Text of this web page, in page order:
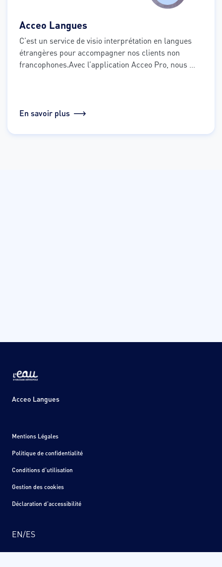
Acceo Langues
C’est un service de visio interprétation en langues
étrangères pour accompagner nos clients non
francophones.Avec l’application Acceo Pro, nous
clientèle.
En savoir plus
Acceo Langues
EN/ES
Mentions Légales
Politique de confidentialité
Conditions d'utilisation
Gestion des cookies
Déclaration d'accessibilité